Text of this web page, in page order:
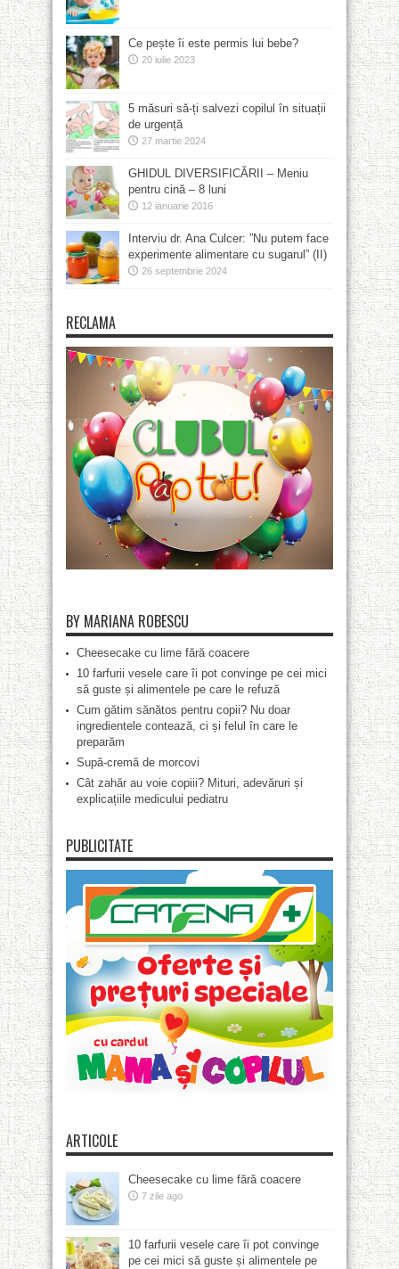
Ce pește îi este permis lui bebe?
20 iulie 2023
5 măsuri să-ți salvezi copilul în situații
de urgență
27 martie 2024
GHIDUL DIVERSIFICĂRII – Meniu
pentru cină – 8 luni
12 ianuarie 2016
Interviu dr. Ana Culcer: ”Nu putem face
experimente alimentare cu sugarul” (II)
26 septembrie 2024
RECLAMA
BY MARIANA ROBESCU
Cheesecake cu lime fără coacere
10 farfurii vesele care îi pot convinge pe cei mici
să guste și alimentele pe care le refuză
Cum gătim sănătos pentru copii? Nu doar
ingredientele contează, ci și felul în care le
preparăm
Supă-cremă de morcovi
Cât zahăr au voie copiii? Mituri, adevăruri și
explicațiile medicului pediatru
PUBLICITATE
ARTICOLE
Cheesecake cu lime fără coacere
7 zile ago
10 farfurii vesele care îi pot convinge
pe cei mici să guste și alimentele pe